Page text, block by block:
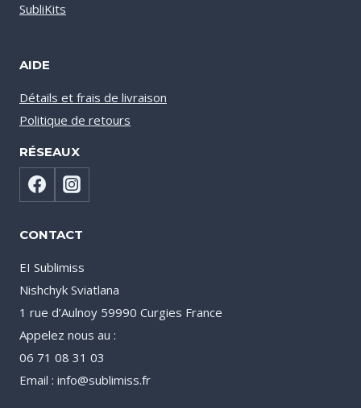
SubliKits
AIDE
Détails et frais de livraison
Politique de retours
RÉSEAUX
CONTACT
EI Sublimiss
Nishchyk Sviatlana
1 rue d’Aulnoy 59990 Curgies France
Appelez nous au :
06 71 08 31 03
Email : info@sublimiss.fr